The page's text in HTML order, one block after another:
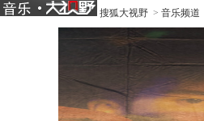
搜狐大视野 > 音乐频道